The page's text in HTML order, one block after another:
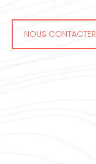
NOUS CONTACTER